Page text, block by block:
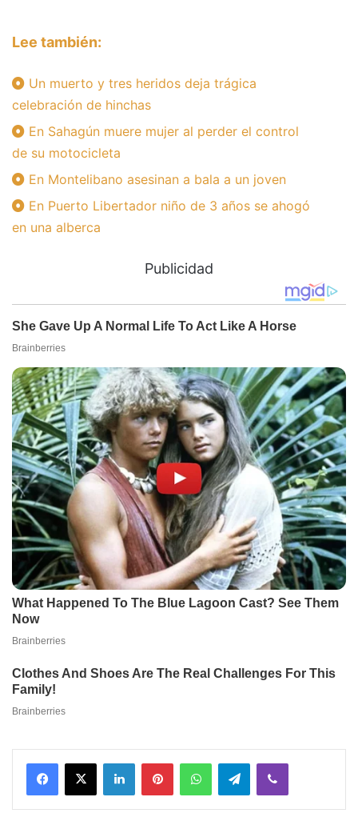
Lee también:
Un muerto y tres heridos deja trágica
celebración de hinchas
En Sahagún muere mujer al perder el control
de su motocicleta
En Montelibano asesinan a bala a un joven
En Puerto Libertador niño de 3 años se ahogó
en una alberca
Publicidad
Facebook
X LinkedInPinterestWhatsAppTelegramViber